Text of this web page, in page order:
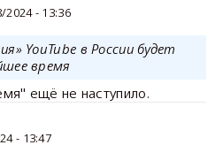
2024 - 13:36
YouTube в России будет
время
ещё не наступило.
- 13:47